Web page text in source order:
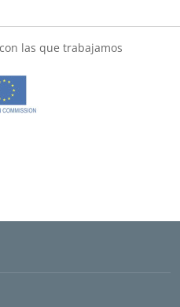
las que trabajamos